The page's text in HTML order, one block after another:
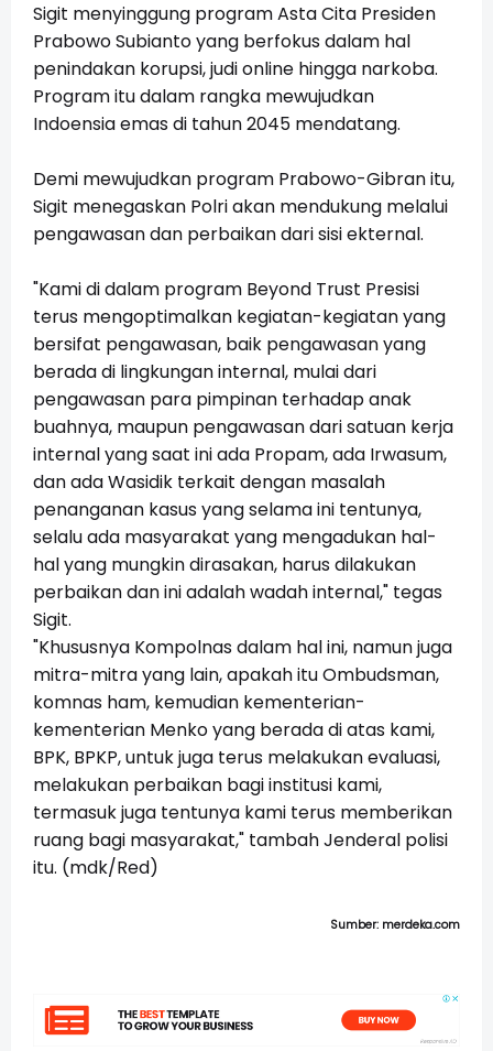
Sigit menyinggung program Asta Cita Presiden
Prabowo Subianto yang berfokus dalam hal
penindakan korupsi, judi online hingga narkoba.
Program itu dalam rangka mewujudkan
Indoensia emas di tahun 2045 mendatang.
Demi mewujudkan program Prabowo-Gibran itu,
Sigit menegaskan Polri akan mendukung melalui
pengawasan dan perbaikan dari sisi ekternal.
"Kami di dalam program Beyond Trust Presisi
terus mengoptimalkan kegiatan-kegiatan yang
bersifat pengawasan, baik pengawasan yang
berada di lingkungan internal, mulai dari
pengawasan para pimpinan terhadap anak
buahnya, maupun pengawasan dari satuan kerja
internal yang saat ini ada Propam, ada Irwasum,
dan ada Wasidik terkait dengan masalah
penanganan kasus yang selama ini tentunya,
selalu ada masyarakat yang mengadukan hal-
hal yang mungkin dirasakan, harus dilakukan
perbaikan dan ini adalah wadah internal," tegas
Sigit.
"Khususnya Kompolnas dalam hal ini, namun juga
mitra-mitra yang lain, apakah itu Ombudsman,
komnas ham, kemudian kementerian-
kementerian Menko yang berada di atas kami,
BPK, BPKP, untuk juga terus melakukan evaluasi,
melakukan perbaikan bagi institusi kami,
termasuk juga tentunya kami terus memberikan
ruang bagi masyarakat," tambah Jenderal polisi
itu. (mdk/Red)
Sumber: merdeka.com